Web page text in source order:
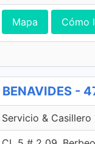
Mapa Cómo
BENAVIDES -
Servicio & Casillero